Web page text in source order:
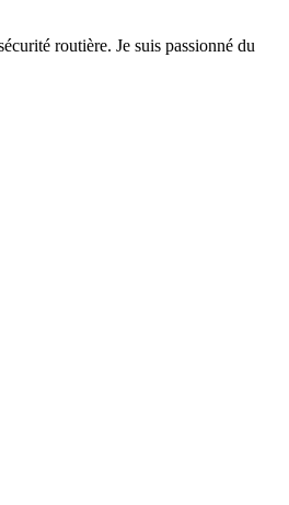
routière. Je suis passionné du